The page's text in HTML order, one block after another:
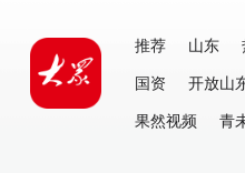
推荐 山东
国资
开放山
果然视频
青